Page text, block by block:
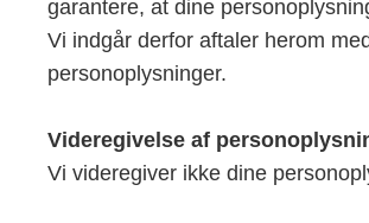
garantere, at dine
Vi indgår derfor aftaler herom
personoplysninger.
Videregivelse af
Vi videregiver ikke dine